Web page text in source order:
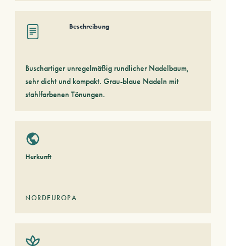
Beschreibung
Buschartiger unregelmäßig rundlicher Nadelbaum,
sehr dicht und kompakt. Grau-blaue Nadeln mit
stahlfarbenen Tönungen.
Herkunft
NORDEUROPA